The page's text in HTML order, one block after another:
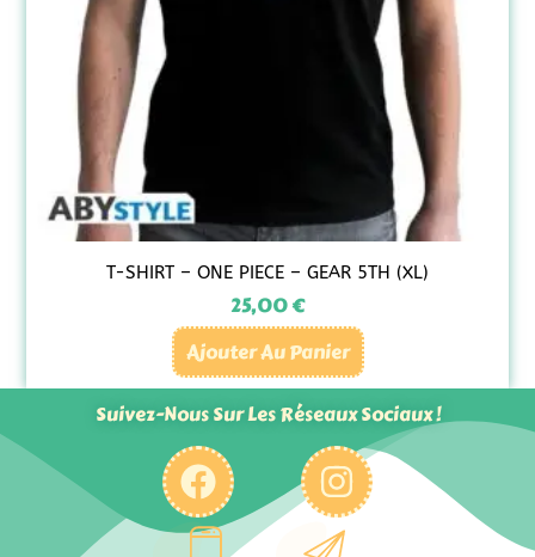
T-SHIRT – ONE PIECE – GEAR 5TH (XL)
25,00€
Ajouter Au Panier
Suivez-Nous Sur Les Réseaux Sociaux !